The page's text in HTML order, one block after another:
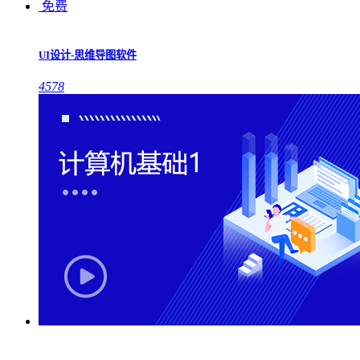
免费
UI设计-思维导图软件
4578